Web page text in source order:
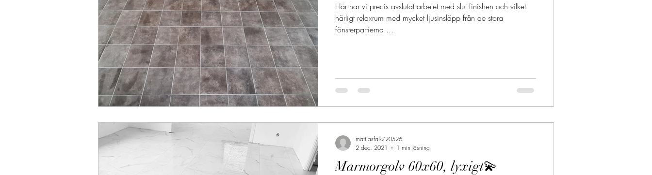
Här har vi precis avslutat arbetet med slut finishen och vilket
härligt relaxrum med mycket ljusinsläpp från de stora
fönsterpartierna....
Marmorgolv 60x60, lyxigt💫
mattiasfalk720526
2 dec. 2021
1 min läsning